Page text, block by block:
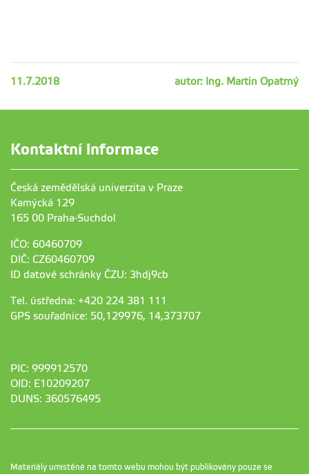
11.7.2018 autor: Ing. Martin Opatrný
Kontaktní informace
Česká zemědělská univerzita v Praze
Kamýcká 129
165 00 Praha-Suchdol
IČO: 60460709
DIČ: CZ60460709
ID datové schránky ČZU: 3hdj9cb
Tel. ústředna: +420 224 381 111
GPS souřadnice: 50,129976, 14,373707
PIC: 999912570
OID: E10209207
DUNS: 360576495
Materiály umístěné na tomto webu mohou být publikovány pouze se